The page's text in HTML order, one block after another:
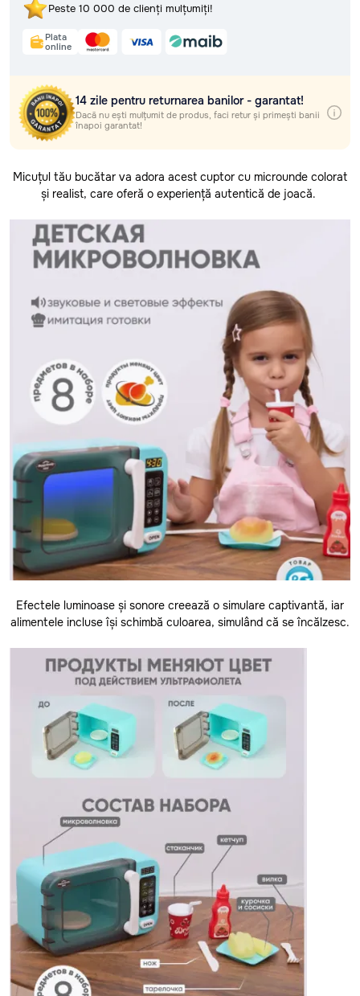
Peste 10 000 de clienți mulțumiți!
Plata
online
14 zile pentru returnarea banilor - garantat!
Dacă nu ești mulțumit de produs, faci retur și primești banii
înapoi garantat!
Micuțul tău bucătar va adora acest cuptor cu microunde colorat
și realist, care oferă o experiență autentică de joacă.
Efectele luminoase și sonore creează o simulare captivantă, iar
alimentele incluse își schimbă culoarea, simulând că se încălzesc.
Livrarea gratuită
Plata online sigură prin MAIB
14 zile pentru returnarea banilor - garantat!
Urmărește comanda live pe site!
Peste 10 000 de clienți mulțumiți!
online
14 zile pentru returnarea banilor - garantat!
Dacă nu ești mulțumit de produs, faci retur și primești banii
înapoi garantat!
Anenii Noi
Basarabeasca
Briceni
Cahul
Calarasi
Causeni
Ceadir-Lunga
Chisinau
Cimislia
Donduseni
Drochia
Dubasari
Edinet
Falesti
Floresti